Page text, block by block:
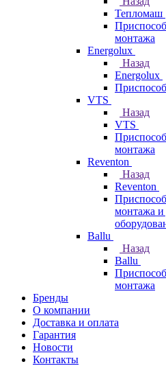
Тепломаш
монтажа
Energolux
Назад
Energolux
VTS
Назад
VTS
монтажа
Reventon
Назад
Reventon
монтажа и
Ballu
Назад
Ballu
монтажа
Бренды
О компании
Доставка и оплата
Гарантия
Новости
Контакты